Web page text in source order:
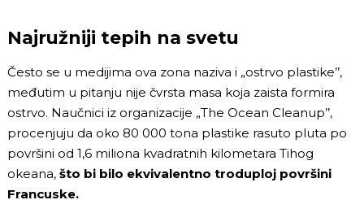
Najružniji tepih na svetu
Često se u medijima ova zona naziva i „ostrvo plastike’’,
međutim u pitanju nije čvrsta masa koja zaista formira
ostrvo. Naučnici iz organizacije „The Ocean Cleanup’’,
procenjuju da oko 80 000 tona plastike rasuto pluta po
površini od 1,6 miliona kvadratnih kilometara Tihog
okeana, što bi bilo ekvivalentno troduploj površini
Francuske.